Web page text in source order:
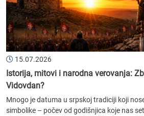
15.07.2026
Istorija, mitovi i narodna verovanja:
Vidovdan?
Mnogo je datuma u srpskoj tradiciji koji
simbolike – počev od godišnjica koje nas